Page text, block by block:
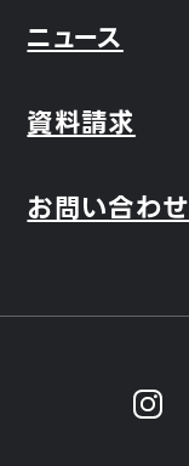
ニュース
資料請求
お問い合わせ